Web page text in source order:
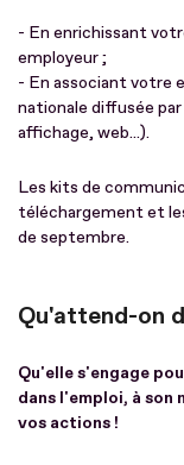
- En enrichissant
employeur ;
- En associant votre
nationale diffusée
affichage, web...).
Les kits de
téléchargement et
de septembre.
Qu'attend-on
Qu'elle s'engage
dans l'emploi, à son
vos actions !